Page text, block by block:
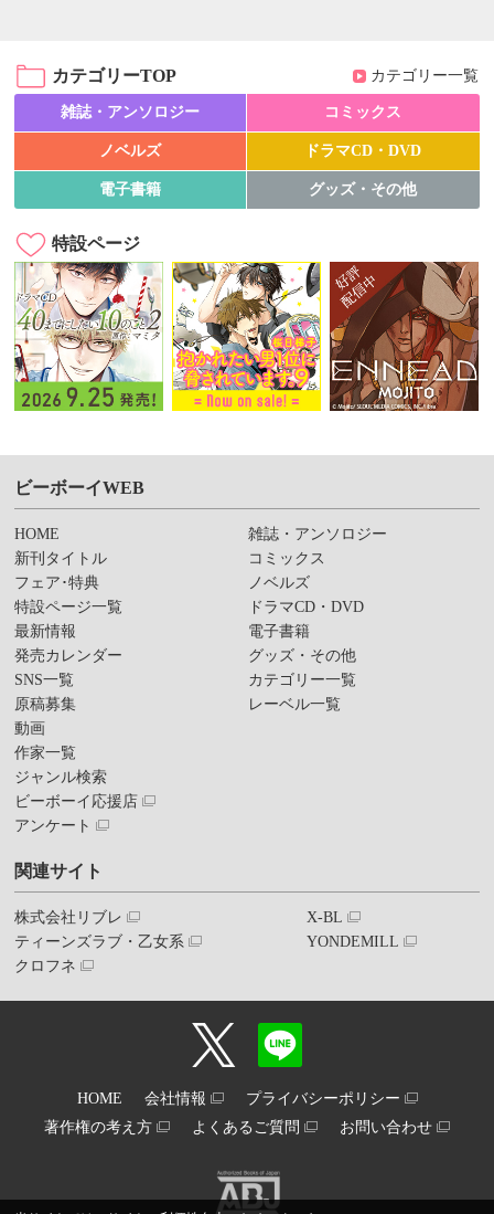
カテゴリーTOP カテゴリー一覧
雑誌・アンソロジー コミックス
ノベルズ ドラマCD・DVD
電子書籍 グッズ・その他
特設ページ
ビーボーイWEB
HOME
新刊タイトル
フェア･特典
特設ページ一覧
最新情報
発売カレンダー
SNS一覧
原稿募集
動画
作家一覧
ジャンル検索
ビーボーイ応援店
アンケート
雑誌・アンソロジー
コミックス
ノベルズ
ドラマCD・DVD
電子書籍
グッズ・その他
カテゴリー一覧
レーベル一覧
関連サイト
株式会社リブレ
ティーンズラブ・乙女系
クロフネ
X-BL
YONDEMILL
HOME 会社情報
プライバシーポリシー
著作権の考え方
よくあるご質問 お問い合わせ